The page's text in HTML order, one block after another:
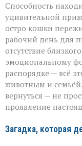
Способность
удивительной
остро кошки
рабочий день для
отсутствие
эмоциональному
распорядке — всё
животным и
вернуться — не
проявление
Загадка, которая